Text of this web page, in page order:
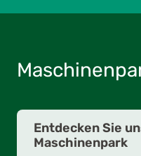
Entdecken Sie
Maschinenpark